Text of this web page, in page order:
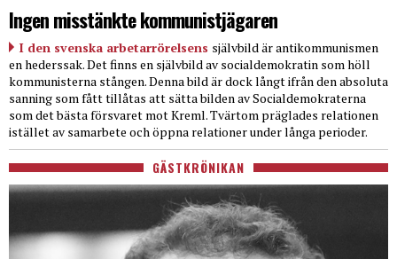
Ingen misstänkte kommunistjägaren
I den svenska arbetarrörelsens självbild är antikommunismen
en hederssak. Det finns en självbild av socialdemokratin som höll
kommunisterna stången. Denna bild är dock långt ifrån den absoluta
sanning som fått tillåtas att sätta bilden av Socialdemokraterna
som det bästa försvaret mot Kreml. Tvärtom präglades relationen
istället av samarbete och öppna relationer under långa perioder.
GÄSTKRÖNIKAN